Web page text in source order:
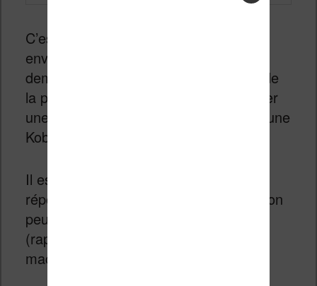
C’est un fidèle lecteur du site qui m’a
envoyé un gentil message pour me
demander mon avis sur une question de
la plus haute importance : doit-il acheter
une liseuse Sony PRS T2 (voir T3) ou une
Kobo Glo ?
Il est toujours difficile d’apporter une
réponse à ce genre de question, mais on
peut tout de même comparer
(rapidement) les spécifications des
machines :